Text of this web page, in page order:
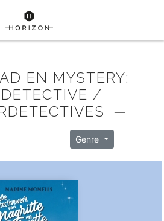
EN MYSTERY:
/
─
Genre